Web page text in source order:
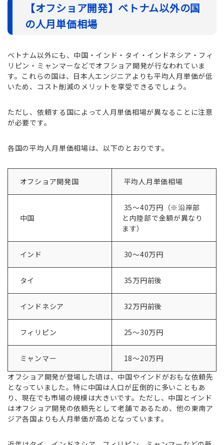
【オフショア開発】ベトナム以外の国
の人月単価相場
ベトナム以外にも、中国・インド・タイ・インドネシア・フィ
リピン・ミャンマーなどでオフショア開発が行なわれていま
す。これらの国は、日本人エンジニアよりも平均人月単価が低
いため、コスト削減のメリットを享受できるでしょう。
ただし、依頼する国によって人月単価相場が異なることに注意
が必要です。
各国の平均人月単価相場は、以下のとおりです。
オフショア開発国 平均人月単価相場
中国
35～40万円（※沿岸部
と内陸部で金額が異なり
ます）
インド 30～40万円
タイ 35万円前後
インドネシア 32万円前後
フィリピン 25～30万円
ミャンマー
18～20万円
オフショア開発が登場した頃は、中国やインドがおもな依頼先
となっていました。特に中国は人口が圧倒的に多いこともあ
り、現在でも市場の規模は大きいです。ただし、中国とインド
はオフショア開発の依頼先として老舗であるため、他の東南ア
ジア各国よりも人月単価が高めとなっています。